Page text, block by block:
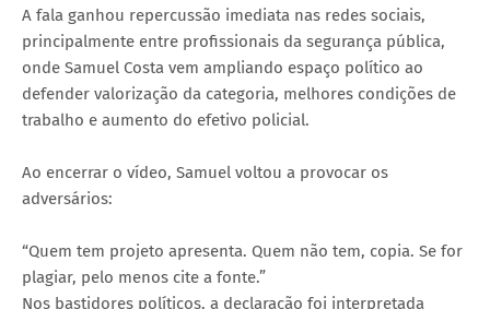
A fala ganhou repercussão imediata nas redes sociais,
principalmente entre profissionais da segurança pública,
onde Samuel Costa vem ampliando espaço político ao
defender valorização da categoria, melhores condições de
trabalho e aumento do efetivo policial.
Ao encerrar o vídeo, Samuel voltou a provocar os
adversários:
“Quem tem projeto apresenta. Quem não tem, copia. Se for
plagiar, pelo menos cite a fonte.”
Nos bastidores políticos, a declaração foi interpretada